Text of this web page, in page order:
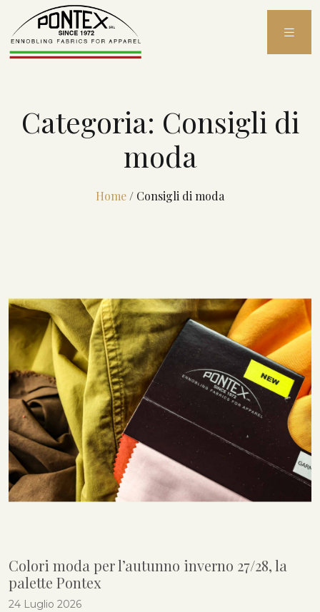
content
Categoria: Consigli di
moda
Home / Consigli di moda
Colori moda per l’autunno inverno 27/28, la
palette Pontex
24 Luglio 2026